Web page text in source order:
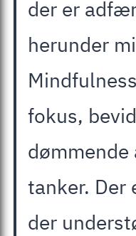
der er
herunder
fokus,
dømmende
tanker. Der
der